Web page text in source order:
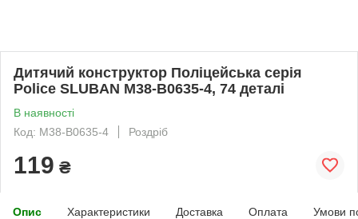
Дитячий конструктор Поліцейська серія
Police SLUBAN M38-B0635-4, 74 деталі
В наявності
Код: M38-B0635-4
Роздріб
119 ₴
Опис Характеристики Доставка Оплата Умови